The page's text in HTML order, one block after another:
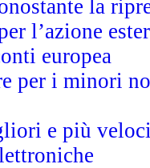
la
l’azione
europea
per i minori
e più